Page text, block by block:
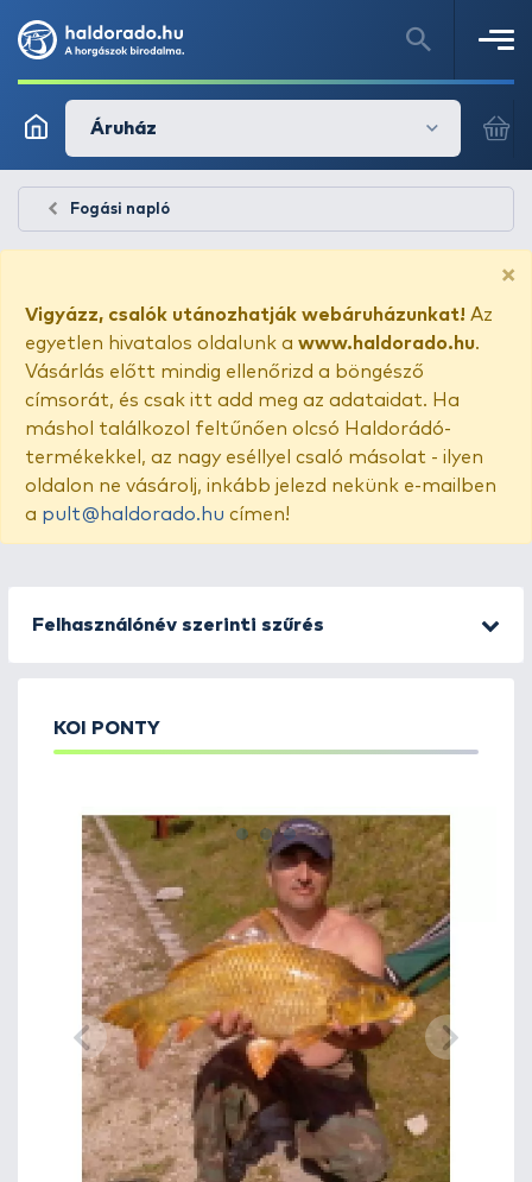
Áruház
Fogási napló
×
Vigyázz, csalók utánozhatják webáruházunkat! Az
egyetlen hivatalos oldalunk a www.haldorado.hu.
Vásárlás előtt mindig ellenőrizd a böngésző
címsorát, és csak itt add meg az adataidat. Ha
máshol találkozol feltűnően olcsó Haldorádó-
termékekkel, az nagy eséllyel csaló másolat - ilyen
oldalon ne vásárolj, inkább jelezd nekünk e-mailben
a pult@haldorado.hu címen!
Felhasználónév szerinti szűrés
KOI PONTY
1 2 3